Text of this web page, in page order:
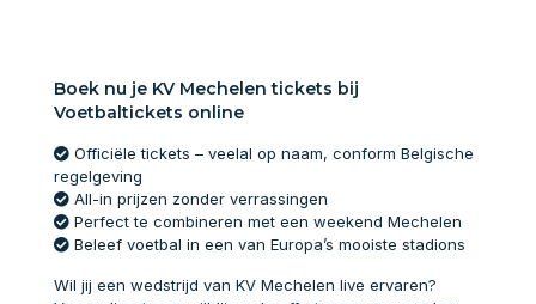
Boek nu je KV Mechelen tickets bij
Voetbaltickets online
Officiële tickets – veelal op naam, conform Belgische
regelgeving
All-in prijzen zonder verrassingen
Perfect te combineren met een weekend Mechelen
Beleef voetbal in een van Europa’s mooiste stadions
Wil jij een wedstrijd van KV Mechelen live ervaren?